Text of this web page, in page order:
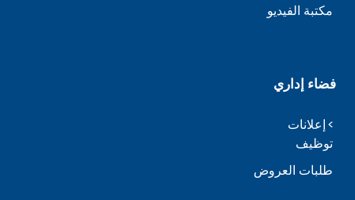
مكتبة الفيديو
فضاء إداري
إعلانات
توظيف
طلبات العروض